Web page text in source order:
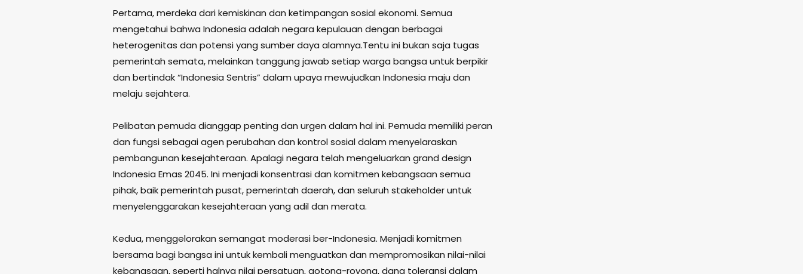
Pertama, merdeka dari kemiskinan dan ketimpangan sosial ekonomi. Semua
mengetahui bahwa Indonesia adalah negara kepulauan dengan berbagai
heterogenitas dan potensi yang sumber daya alamnya.Tentu ini bukan saja tugas
pemerintah semata, melainkan tanggung jawab setiap warga bangsa untuk berpikir
dan bertindak “Indonesia Sentris” dalam upaya mewujudkan Indonesia maju dan
melaju sejahtera.
Pelibatan pemuda dianggap penting dan urgen dalam hal ini. Pemuda memiliki peran
dan fungsi sebagai agen perubahan dan kontrol sosial dalam menyelaraskan
pembangunan kesejahteraan. Apalagi negara telah mengeluarkan grand design
Indonesia Emas 2045. Ini menjadi konsentrasi dan komitmen kebangsaan semua
pihak, baik pemerintah pusat, pemerintah daerah, dan seluruh stakeholder untuk
menyelenggarakan kesejahteraan yang adil dan merata.
Kedua, menggelorakan semangat moderasi ber-Indonesia. Menjadi komitmen
bersama bagi bangsa ini untuk kembali menguatkan dan mempromosikan nilai-nilai
kebangsaan, seperti halnya nilai persatuan, gotong-royong, dana toleransi dalam